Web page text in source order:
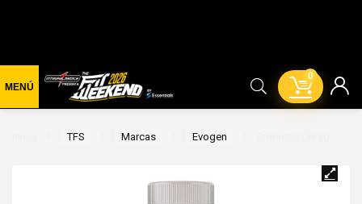
0
TFS Marcas Evogen